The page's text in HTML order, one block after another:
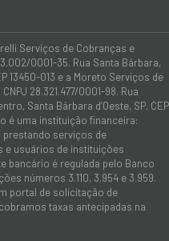
Serviços de Cobranças e
0001-35. Rua Santa Bárbara,
13450-013 e a Moreto Serviços de
28.321.477/0001-98. Rua
Santa Bárbara d’Oeste, SP, CEP
é uma instituição financeira:
serviços de
e usuários de instituições
bancário é regulada pelo Banco
números 3.110, 3.954 e 3.959.
portal de solicitação de
taxas antecipadas na